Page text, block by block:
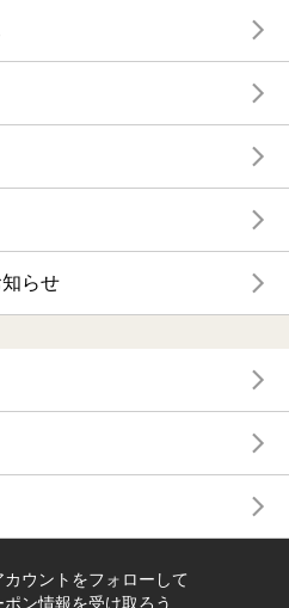
らせ
ウントをフォローして
ン情報を受け取ろう